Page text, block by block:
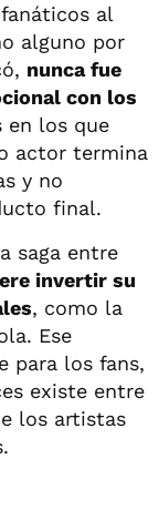
al
alguno por
nunca fue
con los
en los que
actor termina
y no
final.
saga entre
invertir su
, como la
Ese
para los fans,
existe entre
los artistas